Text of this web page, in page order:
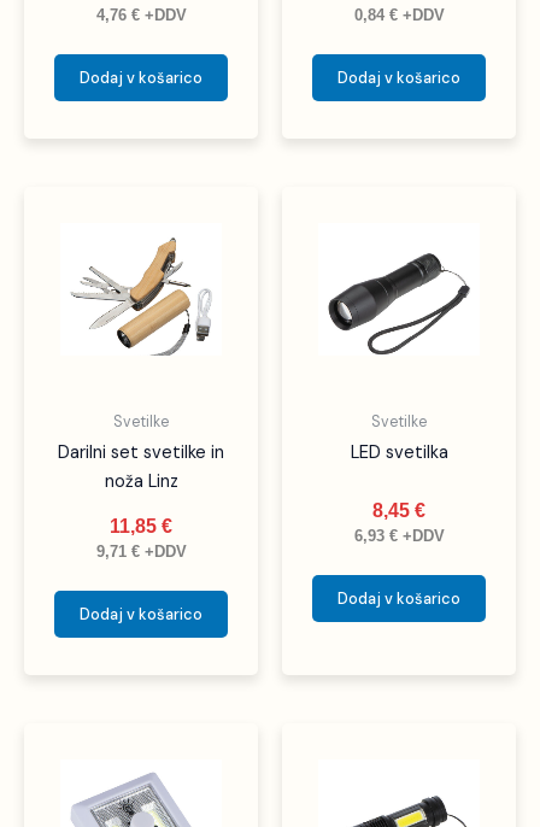
4,76 €+DDV
Dodaj v košarico
0,84 €+DDV
Dodaj v košarico
Svetilke
Darilni set svetilke in
noža Linz
11,85 €
9,71 €+DDV
Dodaj v košarico
Svetilke
LED svetilka
8,45 €
6,93 €+DDV
Dodaj v košarico